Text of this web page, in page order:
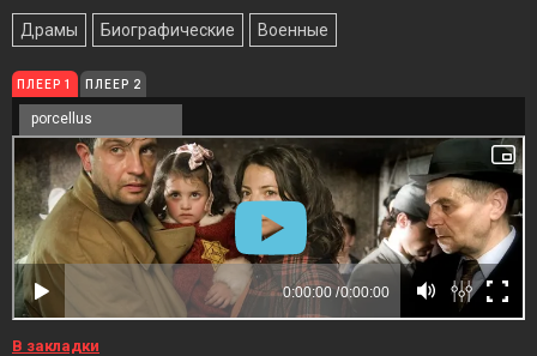
Драмы Биографические Военные
ПЛЕЕР 1 ПЛЕЕР 2
porcellus
В закладки